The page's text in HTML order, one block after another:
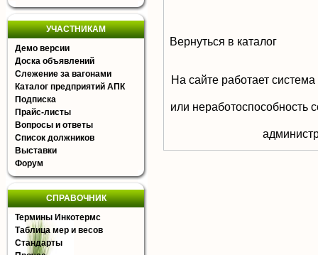
УЧАСТНИКАМ
Демо версии
Доска объявлений
Слежение за вагонами
Каталог предприятий АПК
Подписка
Прайс-листы
Вопросы и ответы
Список должников
Выставки
Форум
СПРАВОЧНИК
Термины Инкотермс
Таблица мер и весов
Стандарты
Вернуться в каталог
На сайте работает
или неработоспособность